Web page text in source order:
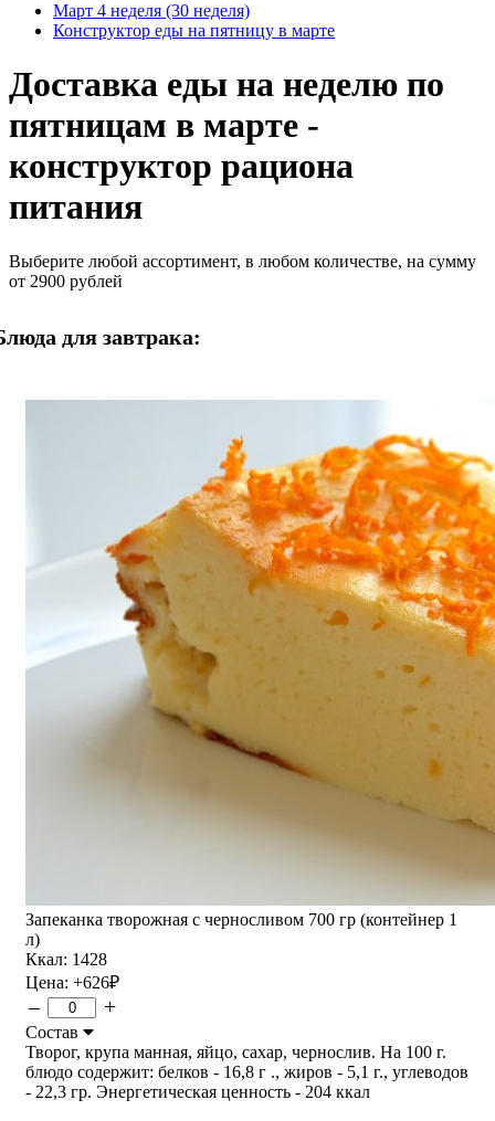
Март 4 неделя (30 неделя)
Конструктор еды на пятницу в марте
Доставка еды на неделю по
пятницам в марте -
конструктор рациона
питания
Выберите любой ассортимент, в любом количестве, на сумму
от 2900 рублей
для завтрака:
Запеканка творожная с черносливом 700 гр (контейнер 1
л)
Ккал: 1428
Цена: +626₽
– +
Состав
Творог, крупа манная, яйцо, сахар, чернослив. На 100 г.
блюдо содержит: белков - 16,8 г ., жиров - 5,1 г., углеводов
- 22,3 гр. Энергетическая ценность - 204 ккал